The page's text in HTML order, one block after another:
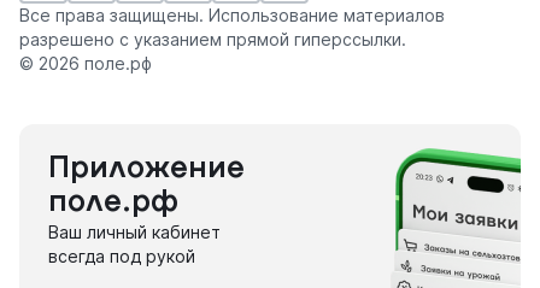
Все права защищены. Использование материалов
разрешено с указанием прямой гиперссылки.
© 2026 поле.рф
Приложение
поле.рф
Ваш личный кабинет
всегда под рукой